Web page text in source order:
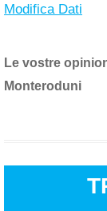
Modifica Dati
Le vostre
Monteroduni